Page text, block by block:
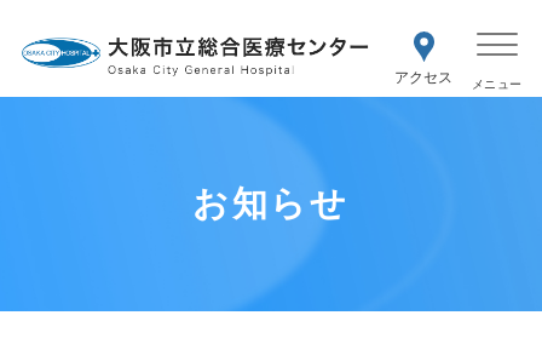
セス
お知らせ
紹介状をお持ちの方はこちら
再診の予約変更はこちら